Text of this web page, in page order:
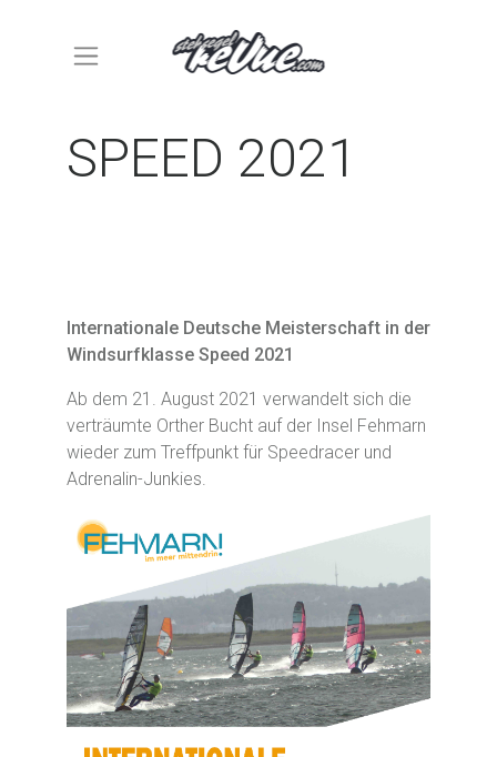
SPEED 2021
Internationale Deutsche Meisterschaft in der
Windsurfklasse Speed 2021
Ab dem 21. August 2021 verwandelt sich die
verträumte Orther Bucht auf der Insel Fehmarn
wieder zum Treffpunkt für Speedracer und
Adrenalin-Junkies.